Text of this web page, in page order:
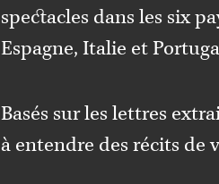
spectacles dans les six
Espagne, Italie et
Basés sur les lettres
à entendre des récits de